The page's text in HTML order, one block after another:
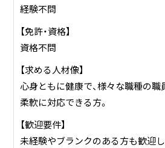
経験不問
【免許・資格】
資格不問
【求める人材像】
心身ともに健康で、様々な職種の
柔軟に対応できる方。
【歓迎要件】
未経験やブランクのある方も歓迎し